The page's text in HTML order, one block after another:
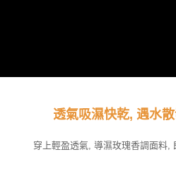
透氣吸濕快乾, 遇水散
穿上輕盈透氣, 導濕玫瑰香調面料,